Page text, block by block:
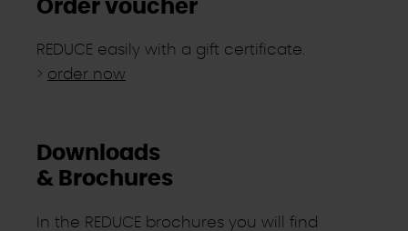
Order voucher
REDUCE easily with a gift certificate.
> order now
Downloads
& Brochures
In the REDUCE brochures you will find